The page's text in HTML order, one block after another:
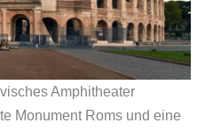
Amphitheater
Monument Roms und eine